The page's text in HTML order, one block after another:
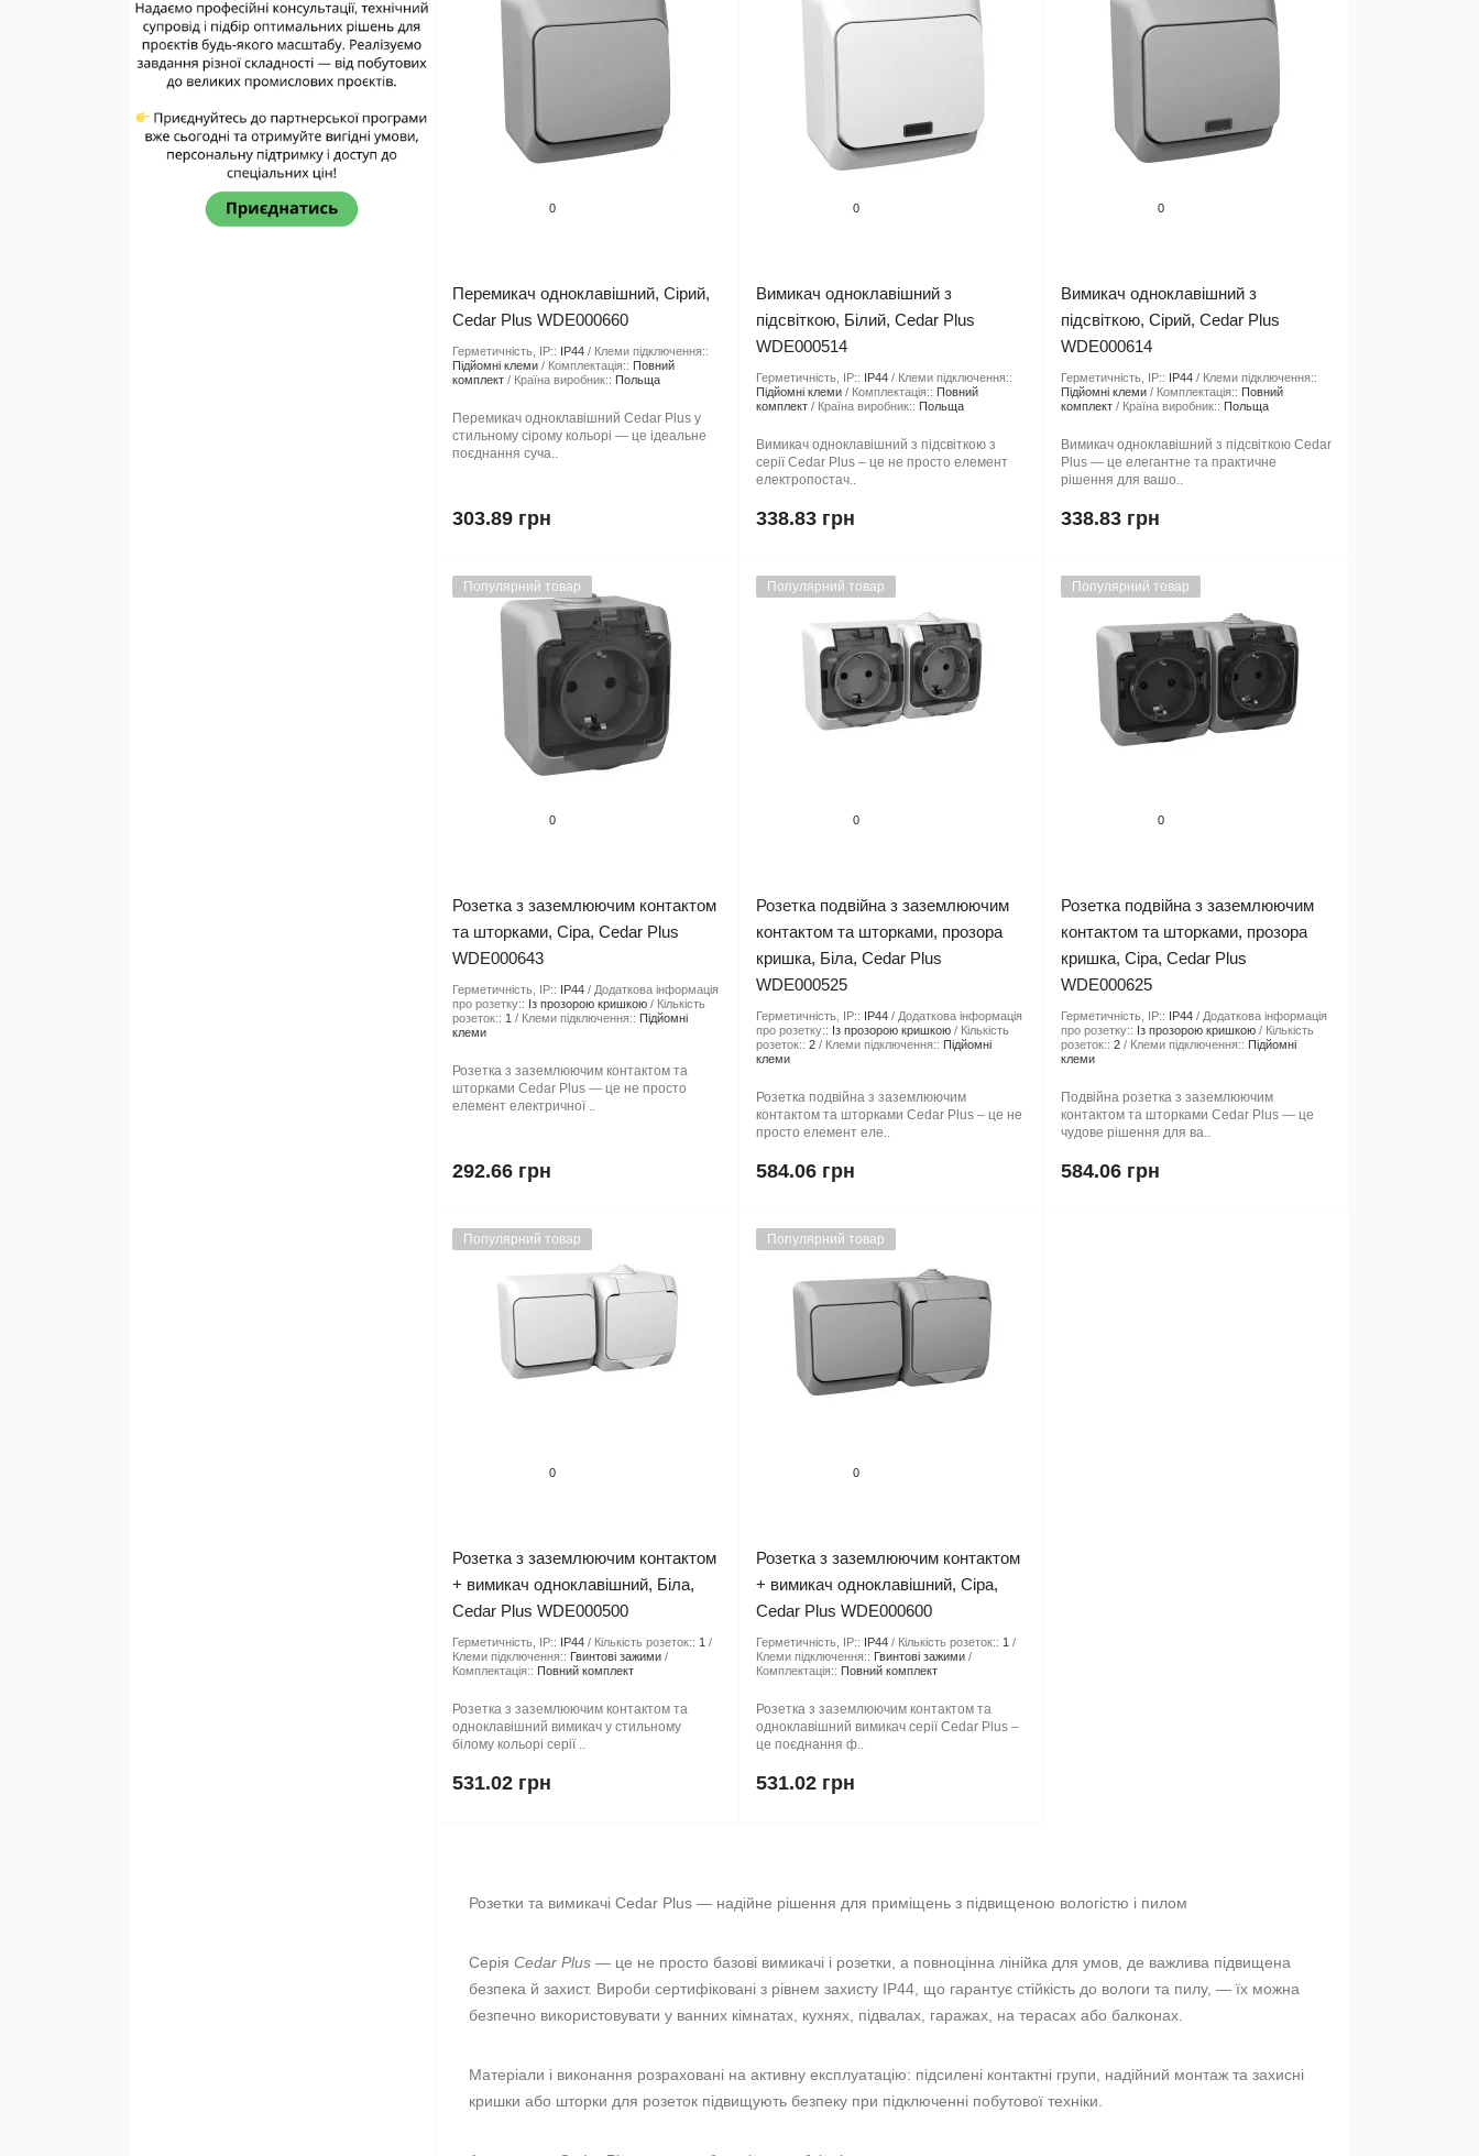
0
Перемикач одноклавішний, Сірий,
Cedar Plus WDE000660
Герметичність, IP:: IP44
Клеми підключення::
Підйомні клеми
Комплектація:: Повний
комплект
Країна виробник:: Польща
Перемикач одноклавішний Cedar Plus у
стильному сірому кольорі — це ідеальне
поєднання суча..
303.89 грн
0
Вимикач одноклавішний з
підсвіткою, Білий, Cedar Plus
WDE000514
Герметичність, IP:: IP44
Клеми підключення::
Підйомні клеми
Комплектація:: Повний
комплект
Країна виробник:: Польща
Вимикач одноклавішний з підсвіткою з
серії Cedar Plus – це не просто елемент
електропостач..
338.83 грн
0
Вимикач одноклавішний з
підсвіткою, Сірий, Cedar Plus
WDE000614
Герметичність, IP:: IP44
Клеми підключення::
Підйомні клеми
Комплектація:: Повний
комплект
Країна виробник:: Польща
Вимикач одноклавішний з підсвіткою Cedar
Plus — це елегантне та практичне
рішення для вашо..
338.83 грн
Популярний товар
0
Розетка з заземлюючим контактом
та шторками, Сіра, Cedar Plus
WDE000643
Герметичність, IP:: IP44
Додаткова інформація
про розетку:: Із прозорою кришкою
Кількість
розеток:: 1 Клеми підключення:: Підйомні
клеми
Розетка з заземлюючим контактом та
шторками Cedar Plus — це не просто
елемент електричної ..
292.66 грн
Популярний товар
0
Розетка подвійна з заземлюючим
контактом та шторками, прозора
кришка, Біла, Cedar Plus
WDE000525
Герметичність, IP:: IP44
Додаткова інформація
про розетку:: Із прозорою кришкою
Кількість
розеток:: 2 Клеми підключення:: Підйомні
клеми
Розетка подвійна з заземлюючим
контактом та шторками Cedar Plus – це не
просто елемент еле..
584.06 грн
Популярний товар
0
Розетка подвійна з заземлюючим
контактом та шторками, прозора
кришка, Сіра, Cedar Plus
WDE000625
Герметичність, IP:: IP44
Додаткова інформація
про розетку:: Із прозорою кришкою
Кількість
розеток:: 2 Клеми підключення:: Підйомні
клеми
Подвійна розетка з заземлюючим
контактом та шторками Cedar Plus — це
чудове рішення для ва..
584.06 грн
Популярний товар
0
Розетка з заземлюючим контактом
+ вимикач одноклавішний, Біла,
Cedar Plus WDE000500
Герметичність, IP:: IP44 Кількість розеток:: 1
Клеми підключення:: Гвинтові зажими
Комплектація:: Повний комплект
Розетка з заземлюючим контактом та
одноклавішний вимикач у стильному
білому кольорі серії ..
531.02 грн
Популярний товар
0
Розетка з заземлюючим контактом
+ вимикач одноклавішний, Сіра,
Cedar Plus WDE000600
Герметичність, IP:: IP44 Кількість розеток:: 1
Клеми підключення:: Гвинтові зажими
Комплектація:: Повний комплект
Розетка з заземлюючим контактом та
одноклавішний вимикач серії Cedar Plus –
це поєднання ф..
531.02 грн
Розетки та вимикачі Cedar Plus — надійне рішення для приміщень з підвищеною вологістю і пилом
Серія Cedar Plus— це не просто базові вимикачі і розетки, а повноцінна лінійка для умов, де важлива підвищена
безпека й захист. Вироби сертифіковані з рівнем захисту IP44, що гарантує стійкість до вологи та пилу, — їх можна
безпечно використовувати у ванних кімнатах, кухнях, підвалах, гаражах, на терасах або балконах.
Матеріали і виконання розраховані на активну експлуатацію: підсилені контактні групи, надійний монтаж та захисні
кришки або шторки для розеток підвищують безпеку при підключенні побутової техніки.